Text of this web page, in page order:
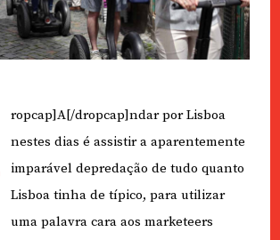
ropcap]A[/dropcap]ndar por Lisboa
nestes dias é assistir a aparentemente
imparável depredação de tudo quanto
Lisboa tinha de típico, para utilizar
uma palavra cara aos marketeers